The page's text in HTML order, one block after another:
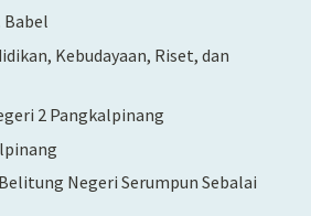
Babel
Kebudayaan, Riset, dan
2 Pangkalpinang
Negeri Serumpun Sebalai